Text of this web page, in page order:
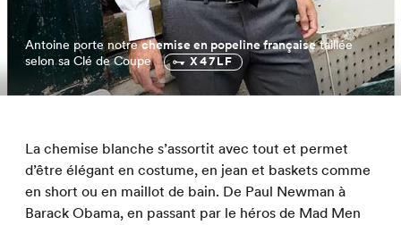
Antoine porte notrechemise en popeline françaisetaillée
selon sa Clé de Coupe
X47LF
La chemise blanche s’assortit avec tout et permet
d’être élégant en costume, en jean et baskets comme
en short ou en maillot de bain. De Paul Newman à
Barack Obama, en passant par le héros de Mad Men